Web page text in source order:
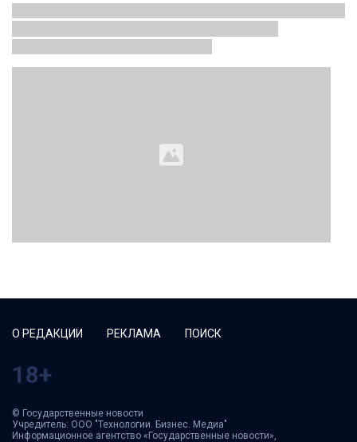
О РЕДАКЦИИ РЕКЛАМА ПОИСК
18+
© Государственные новости
Учредитель: ООО "Технологии. Бизнес. Медиа"
Информационное агентство «Государственные новости»,